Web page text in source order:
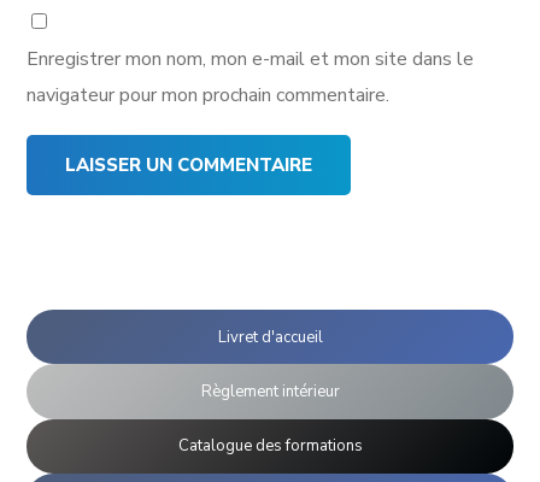
Enregistrer mon nom, mon e-mail et mon site dans le
navigateur pour mon prochain commentaire.
Livret d'accueil
Règlement intérieur
Catalogue des formations